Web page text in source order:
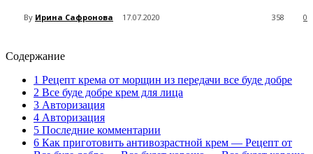
By Ирина Сафронова 17.07.2020 0
358
Содержание
1 Рецепт крема от морщин из передачи все буде добре
2 Все буде добре крем для лица
3 Авторизация
4 Авторизация
5 Последние комментарии
6 Как приготовить антивозрастной крем — Рецепт от